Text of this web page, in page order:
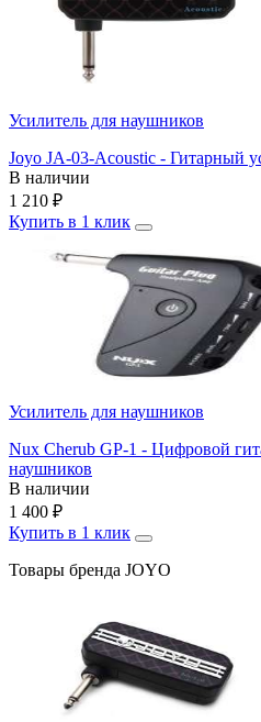
Усилитель для наушников
Joyo JA-03-Acoustic - Гитарный
В наличии
1 210 ₽
Купить в 1 клик
Усилитель для наушников
Nux Cherub GP-1 - Цифровой
наушников
В наличии
1 400 ₽
Купить в 1 клик
Товары бренда JOYO